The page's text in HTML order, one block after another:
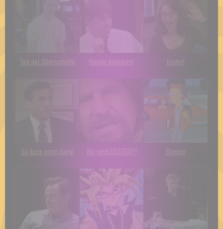
Teil der Oberschicht Knapp daneben! Erster!
So kurz vorm Sieg! Wir sind ERSTER?! Streber